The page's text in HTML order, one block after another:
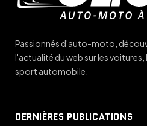
Passionnés d'auto-moto,
l'actualité du web sur les
sport automobile.
DERNIÈRES PUBLICATIONS